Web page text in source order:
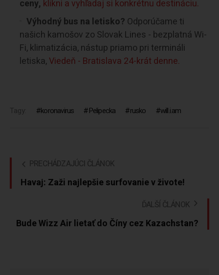
ceny, klikni a vyhľadaj si konkrétnu destináciu.
Výhodný bus na letisko? Odporúčame ti
našich kamošov zo Slovak Lines - bezplatná Wi-
Fi, klimatizácia, nástup priamo pri termináli
letiska,Viedeň - Bratislava 24-krát denne.
Tagy: koronavirus Pelipecka rusko will.i.am
PRECHÁDZAJÚCI ČLÁNOK
Havaj: Zaži najlepšie surfovanie v živote!
ĎALŠÍ ČLÁNOK
Bude Wizz Air lietať do Číny cez Kazachstan?